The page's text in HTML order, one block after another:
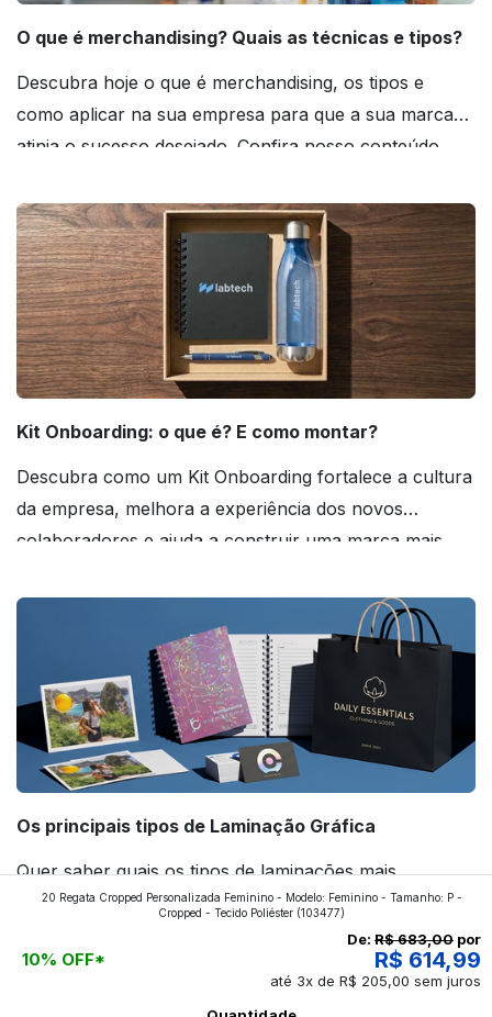
O que é merchandising? Quais as técnicas e tipos?
Descubra hoje o que é merchandising, os tipos e
como aplicar na sua empresa para que a sua marca
atinja o sucesso desejado. Confira nosso conteúdo
Kit Onboarding: o que é? E como montar?
Descubra como um Kit Onboarding fortalece a cultura
da empresa, melhora a experiência dos novos
colaboradores e ajuda a construir uma marca mais
Os principais tipos de Laminação Gráfica
Quer saber quais os tipos de laminações mais
aplicados nos impressos da gráfica FuturaIM? Então,
continue a leitura que vamos revelar para você!
20 Regata Cropped Personalizada Feminino - Modelo: Feminino - Tamanho: P -
Cropped - Tecido Poliéster (103477)
10% OFF*
De: R$ 683,00 por
R$ 614,99
até 3x de R$ 205,00 sem juros